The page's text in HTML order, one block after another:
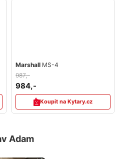
Marshall MS-4
987,-
984,-
Koupit na Kytary.cz
Adam